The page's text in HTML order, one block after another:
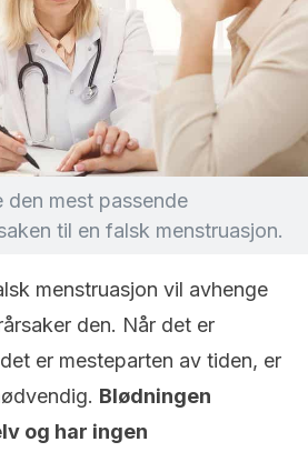
den mest passende
til en falsk menstruasjon.
menstruasjon vil avhenge
den. Når det er
er mesteparten av tiden, er
Blødningen
og har ingen